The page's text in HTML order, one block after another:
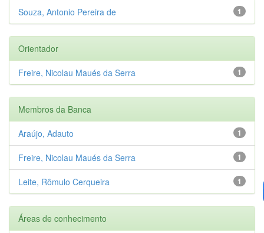
1
Souza, Antonio Pereira de
Orientador
1
Freire, Nicolau Maués da Serra
Membros da Banca
1
Araújo, Adauto
1
Freire, Nicolau Maués da Serra
1
Leite, Rômulo Cerqueira
Áreas de conhecimento